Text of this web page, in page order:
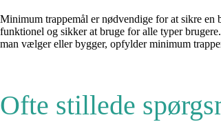
Minimum trappemål er nødvendige for at sikre en
funktionel og sikker at bruge for alle typer
man vælger eller bygger, opfylder minimum
Ofte stillede